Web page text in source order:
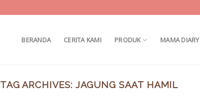
BERANDA CERITA KAMI PRODUK MAMA DIARY
TAG ARCHIVES: JAGUNG SAAT HAMIL